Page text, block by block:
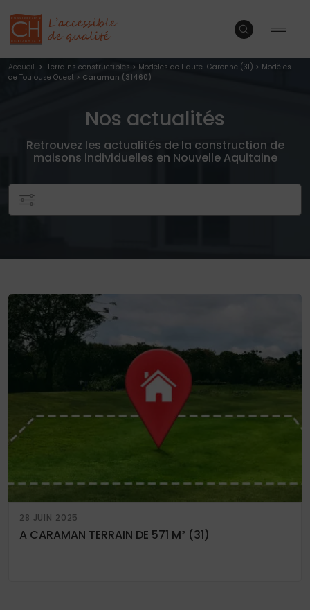
Accueil > Terrains constructibles > Modèles de Haute-Garonne (31) > Modèles
de Toulouse Ouest > Caraman (31460)
Nos actualités
Retrouvez les actualités de la construction de
maisons individuelles en Nouvelle Aquitaine
28 JUIN 2025
A CARAMAN TERRAIN DE 571 M² (31)